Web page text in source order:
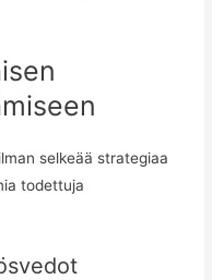
selkeää strategiaa
todettuja